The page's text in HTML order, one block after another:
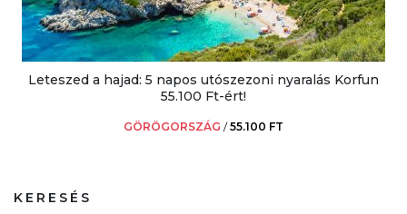
Leteszed a hajad: 5 napos utószezoni nyaralás Korfun
55.100 Ft-ért!
GÖRÖGORSZÁG /55.100 FT
KERESÉS